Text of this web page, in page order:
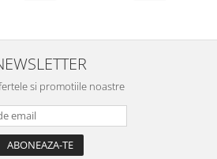
si promotiile noastre